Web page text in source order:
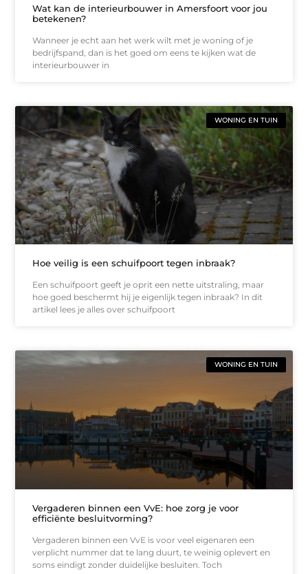
Wat kan de interieurbouwer in Amersfoort voor jou
betekenen?
Wanneer je echt aan het werk wilt met je woning of je
bedrijfspand, dan is het goed om eens te kijken wat de
interieurbouwer in
WONING EN TUIN
Hoe veilig is een schuifpoort tegen inbraak?
Een schuifpoort geeft je oprit een nette uitstraling, maar
hoe goed beschermt hij je eigenlijk tegen inbraak? In dit
artikel lees je alles over schuifpoort
WONING EN TUIN
Vergaderen binnen een VvE: hoe zorg je voor
efficiënte besluitvorming?
Vergaderen binnen een VvE is voor veel eigenaren een
verplicht nummer dat te lang duurt, te weinig oplevert en
soms eindigt zonder duidelijke besluiten. Toch